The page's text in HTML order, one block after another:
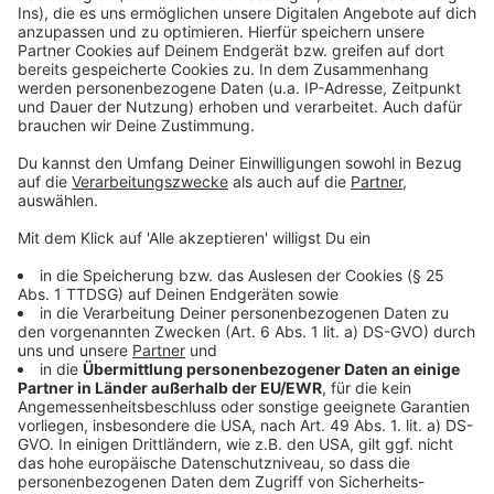
Anzeige
Weitere Infos und Links zum Thema:
Anzeige
In der vergangenen Woche war die Rheinterrasse auch
Thema im Stadtrat
So haben wir Mitte September berichtet
Die Düsseldorfer Rheinterrasse
Mehr Brauchtumsthemen in Düsseldorf
Anzeige